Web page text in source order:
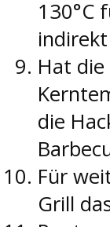
130°C
Hat die
die
Für
Grill